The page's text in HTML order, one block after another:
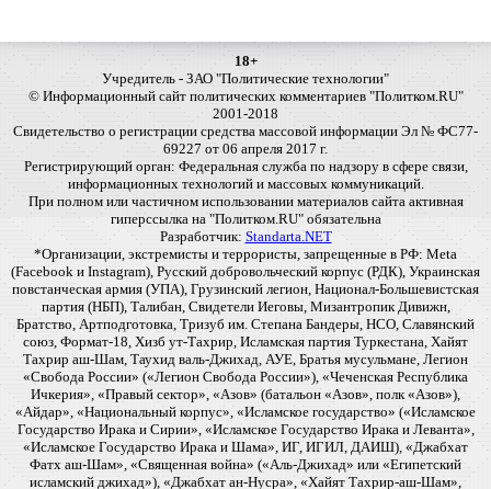
18+
Учредитель - ЗАО "Политические технологии"
© Информационный сайт политических комментариев "Политком.RU"
2001-2018
Свидетельство о регистрации средства массовой информации Эл № ФС77-
69227 от 06 апреля 2017 г.
Регистрирующий орган: Федеральная служба по надзору в сфере связи,
информационных технологий и массовых коммуникаций.
При полном или частичном использовании материалов сайта активная
гиперссылка на "Политком.RU" обязательна
Разработчик: Standarta.NET
*Организации, экстремисты и террористы, запрещенные в РФ: Meta
(Facebook и Instagram), Русский добровольческий корпус (РДК), Украинская
повстанческая армия (УПА), Грузинский легион, Национал-Большевистская
партия (НБП), Талибан, Свидетели Иеговы, Мизантропик Дивижн,
Братство, Артподготовка, Тризуб им. Степана Бандеры, НСО, Славянский
союз, Формат-18, Хизб ут-Тахрир, Исламская партия Туркестана, Хайят
Тахрир аш-Шам, Таухид валь-Джихад, АУЕ, Братья мусульмане, Легион
«Свобода России» («Легион Свобода России»), «Чеченская Республика
Ичкерия», «Правый сектор», «Азов» (батальон «Азов», полк «Азов»),
«Айдар», «Национальный корпус», «Исламское государство» («Исламское
Государство Ирака и Сирии», «Исламское Государство Ирака и Леванта»,
«Исламское Государство Ирака и Шама», ИГ, ИГИЛ, ДАИШ), «Джабхат
Фатх аш-Шам», «Священная война» («Аль-Джихад» или «Египетский
исламский джихад»), «Джабхат ан-Нусра», «Хайят Тахрир-аш-Шам»,